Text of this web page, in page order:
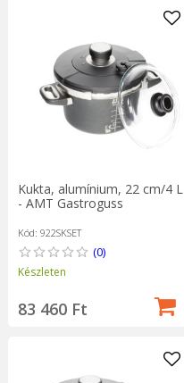
Kukta, alumínium, 22 cm/4 L
- AMT Gastroguss
Kód: 922SKSET
(0)
Készleten
83 460 Ft